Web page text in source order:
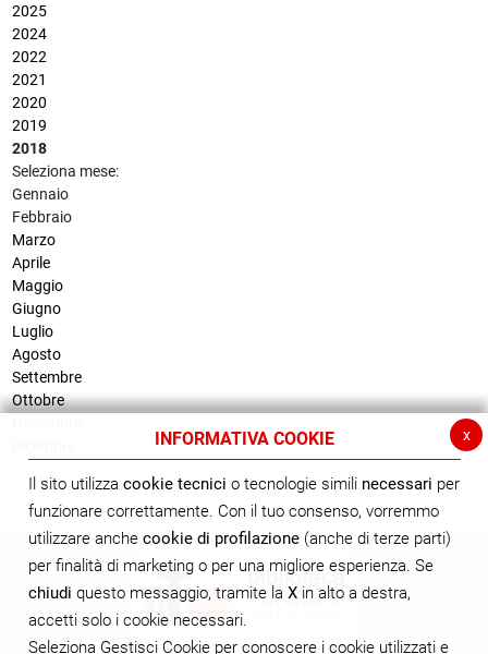
2025
2024
2022
2021
2020
2019
2018
Seleziona mese:
Gennaio
Febbraio
Marzo
Aprile
Maggio
Giugno
Luglio
Agosto
Settembre
Ottobre
x
INFORMATIVA COOKIE
Il sito utilizza cookie tecnici o tecnologie simili necessari per
funzionare correttamente. Con il tuo consenso, vorremmo
utilizzare anche cookie di profilazione(anche di terze parti)
per finalità di marketing o per una migliore esperienza. Se
chiudi questo messaggio, tramite la Xin alto a destra,
accetti solo i cookie necessari.
Seleziona Gestisci Cookie per conoscere i cookie utilizzati e